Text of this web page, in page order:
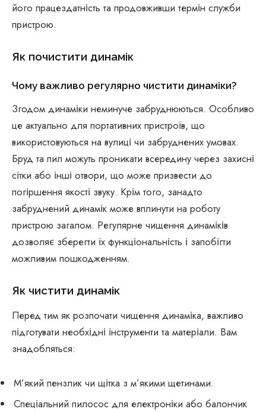
його працездатність та продовживши термін служби
пристрою.
Як почистити динамік
Чому важливо регулярно чистити динаміки?
Згодом динаміки неминуче забруднюються. Особливо
це актуально для портативних пристроїв, що
використовуються на вулиці чи забруднених умовах.
Бруд та пил можуть проникати всередину через захисні
сітки або інші отвори, що може призвести до
погіршення якості звуку. Крім того, занадто
забруднений динамік може вплинути на роботу
пристрою загалом. Регулярне чищення динаміків
дозволяє зберегти їх функціональність і запобігти
можливим пошкодженням.
Як чистити динамік
Перед тим як розпочати чищення динаміка, важливо
підготувати необхідні інструменти та матеріали. Вам
знадобляться:
М’який пензлик чи щітка з м’якими щетинами.
Спеціальний пилосос для електроніки або балончик